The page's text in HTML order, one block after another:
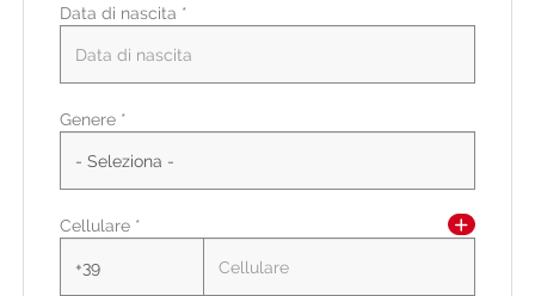
Data di nascita *
Genere *
Cellulare *